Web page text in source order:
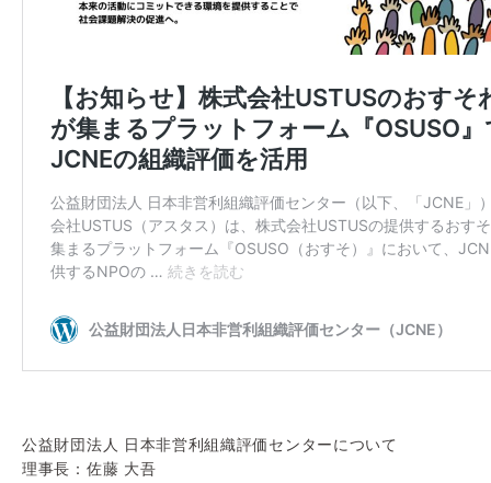
公益財団法人 日本非営利組織評価センターについて
理事長：佐藤 大吾